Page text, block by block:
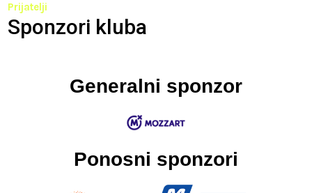
Prijatelji
Sponzori kluba
Generalni sponzor
Ponosni sponzori